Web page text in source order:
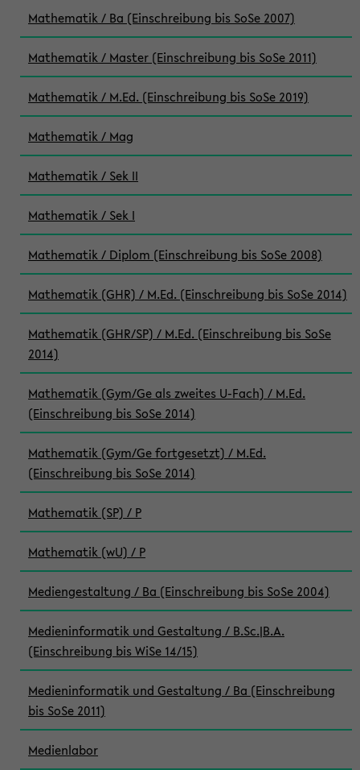
Mathematik / Ba (Einschreibung bis SoSe 2007)
Mathematik / Master (Einschreibung bis SoSe 2011)
Mathematik / M.Ed. (Einschreibung bis SoSe 2019)
Mathematik / Mag
Mathematik / Sek II
Mathematik / Sek I
Mathematik / Diplom (Einschreibung bis SoSe 2008)
Mathematik (GHR) / M.Ed. (Einschreibung bis SoSe 2014)
Mathematik (GHR/SP) / M.Ed. (Einschreibung bis SoSe
2014)
Mathematik (Gym/Ge als zweites U-Fach) / M.Ed.
(Einschreibung bis SoSe 2014)
Mathematik (Gym/Ge fortgesetzt) / M.Ed.
(Einschreibung bis SoSe 2014)
Mathematik (SP) / P
Mathematik (wU) / P
Mediengestaltung / Ba (Einschreibung bis SoSe 2004)
Medieninformatik und Gestaltung / B.Sc.|B.A.
(Einschreibung bis WiSe 14/15)
Medieninformatik und Gestaltung / Ba (Einschreibung
bis SoSe 2011)
Medienlabor